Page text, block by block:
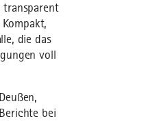
transparent
die das
voll
bei